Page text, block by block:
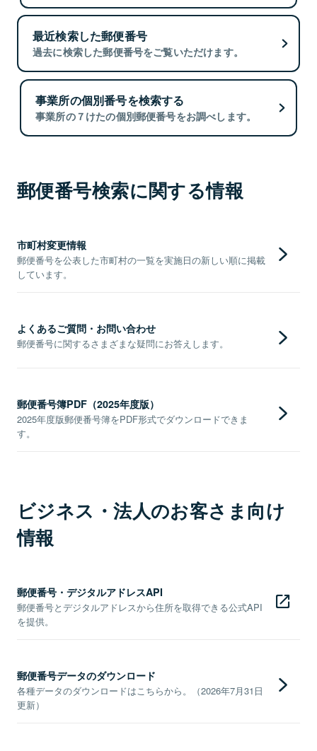
最近検索した郵便番号
過去に検索した郵便番号をご覧いただけます。
事業所の個別番号を検索する
事業所の７けたの個別郵便番号をお調べします。
郵便番号検索に関する情報
市町村変更情報
郵便番号を公表した市町村の一覧を実施日の新しい順に掲載
しています。
よくあるご質問・お問い合わせ
郵便番号に関するさまざまな疑問にお答えします。
郵便番号簿PDF（2025年度版）
2025年度版郵便番号簿をPDF形式でダウンロードできま
す。
ビジネス・法人のお客さま向け
情報
郵便番号・デジタルアドレスAPI
郵便番号とデジタルアドレスから住所を取得できる公式API
を提供。
郵便番号データのダウンロード
各種データのダウンロードはこちらから。（2026年7月31日
更新）